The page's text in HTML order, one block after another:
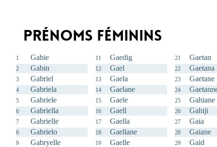
Prénoms féminins
1 Gabie
2 Gabin
3 Gabriel
4 Gabriela
5 Gabriele
6 Gabriella
7 Gabrielle
8 Gabrielo
9 Gabryelle
11 Gaedig
12 Gael
13 Gaela
14 Gaelane
15 Gaele
16 Gaell
17 Gaella
18 Gaellane
19 Gaelle
21 Gaetan
22 Gaetana
23 Gaetane
24
25 Gahiane
26 Gahiji
27 Gaia
28 Gaiane
29 Gaid